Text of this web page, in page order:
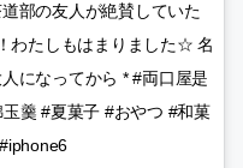
部の友人が絶賛していた
わたしもはまりました☆ 名
になってから * #両口屋是
羹 #夏菓子 #おやつ #和菓